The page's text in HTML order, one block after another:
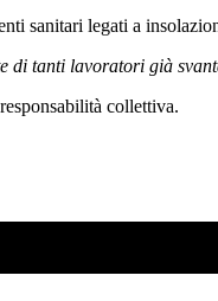
sanitari legati a
di tanti lavoratori già
collettiva.